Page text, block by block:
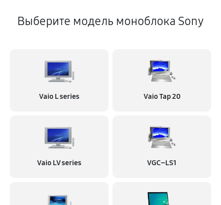
Выберите модель моноблока Sony
Vaio L series Vaio Tap 20
Vaio LV series VGC–LS1